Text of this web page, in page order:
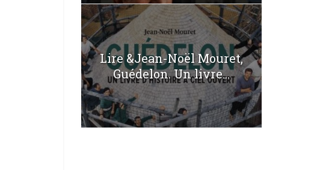
Lire &Jean-Noël Mouret,
Guédelon. Un livre...